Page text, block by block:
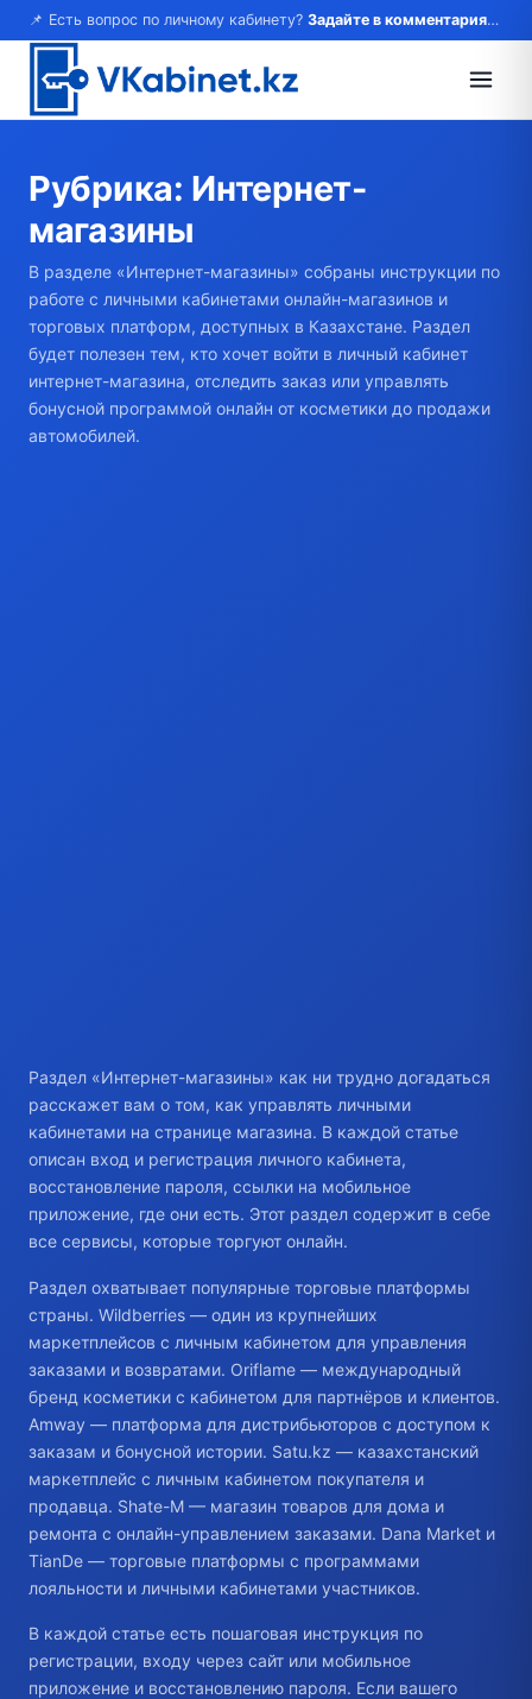
📌 Есть вопрос по личному кабинету? Задайте в комментариях — ответим!
Рубрика: Интернет-
магазины
В разделе «Интернет-магазины» собраны инструкции по
работе с личными кабинетами онлайн-магазинов и
торговых платформ, доступных в Казахстане. Раздел
будет полезен тем, кто хочет войти в личный кабинет
интернет-магазина, отследить заказ или управлять
бонусной программой онлайн от косметики до продажи
автомобилей.
Раздел «Интернет-магазины» как ни трудно догадаться
расскажет вам о том, как управлять личными
кабинетами на странице магазина. В каждой статье
описан вход и регистрация личного кабинета,
восстановление пароля, ссылки на мобильное
приложение, где они есть. Этот раздел содержит в себе
все сервисы, которые торгуют онлайн.
Раздел охватывает популярные торговые платформы
страны. Wildberries — один из крупнейших
маркетплейсов с личным кабинетом для управления
заказами и возвратами. Oriflame — международный
бренд косметики с кабинетом для партнёров и клиентов.
Amway — платформа для дистрибьюторов с доступом к
заказам и бонусной истории. Satu.kz — казахстанский
маркетплейс с личным кабинетом покупателя и
продавца. Shate-M — магазин товаров для дома и
ремонта с онлайн-управлением заказами. Dana Market и
TianDe — торговые платформы с программами
лояльности и личными кабинетами участников.
В каждой статье есть пошаговая инструкция по
регистрации, входу через сайт или мобильное
приложение и восстановлению пароля. Если вашего